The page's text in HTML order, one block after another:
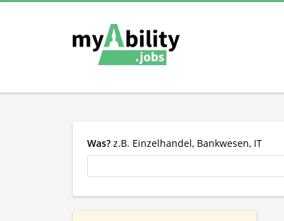
Was? z.B. Einzelhandel, Bankwesen, IT